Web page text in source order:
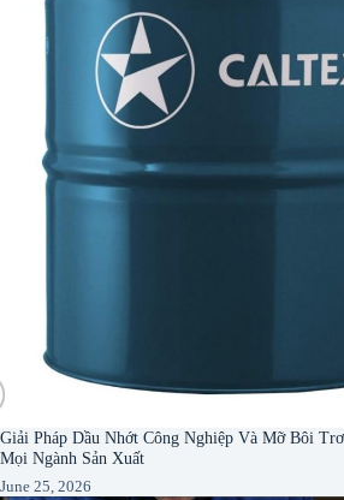
Giải Pháp Dầu Nhớt Công Nghiệp Và Mỡ Bôi
Mọi Ngành Sản Xuất
June 25, 2026